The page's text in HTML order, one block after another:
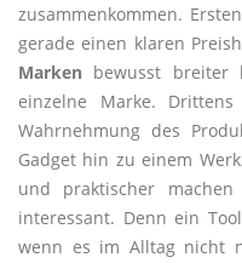
zusammenkommen.
gerade einen klaren
Marken bewusst breiter
einzelne Marke. Drittens
Wahrnehmung des
Gadget hin zu einem
und praktischer
interessant. Denn ein
wenn es im Alltag nicht